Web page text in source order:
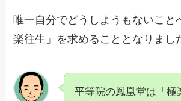
唯一自分でどうしようもないこと
楽往生」を求めることとなりまし
平等院の鳳凰堂は「極